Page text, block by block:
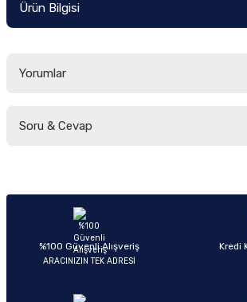
Ürün Bilgisi
Yorumlar
Soru & Cevap
Ürün hakkında henüz soru
%100 Güvenli Alışveriş
ARACINIZIN TEK ADRESİ
Kredi